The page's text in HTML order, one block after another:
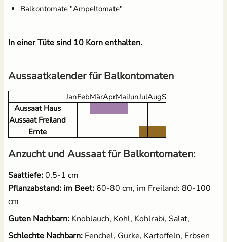
(kompostierbar)
Balkontomate "Ampeltomate"
In einer Tüte sind 10 Korn enthalten.
Aussaatkalender für Balkontomaten
JanFebMärAprMaiJunJulAugSep
Aussaat Haus
Aussaat Freiland
Ernte
Anzucht und Aussaat für Balkontomaten:
Saattiefe:0,5-1 cm
Pflanzabstand: im Beet: 60-80 cm, im Freiland: 80-100
cm
Guten Nachbarn: Knoblauch, Kohl, Kohlrabi, Salat,
Schlechte Nachbarn: Fenchel, Gurke, Kartoffeln, Erbsen